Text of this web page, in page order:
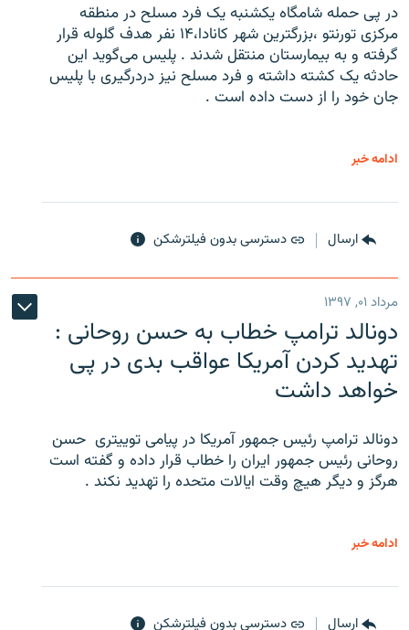
در پی حمله شامگاه یکشنبه یک فرد مسلح در منطقه
مرکزی تورنتو ،‌بزرگترین شهر کانادا،۱۴ نفر هدف گلوله قرار
گرفته و به بیمارستان منتقل شدند . پلیس می‌گوید این
حادثه یک کشته داشته و فرد مسلح نیز دردرگیری با پلیس
جان خود را از دست داده است .
ادامه خبر
ارسال دسترسی بدون فیلترشکن
مرداد ۰۱, ۱۳۹۷
دونالد ترامپ خطاب به حسن روحانی :
تهدید کردن آمریکا عواقب بدی در پی
خواهد داشت
دونالد ترامپ رئیس جمهور آمریکا در پیامی توییتری ‌ حسن
روحانی رئیس جمهور ایران را خطاب قرار داده و گفته است
هرگز و دیگر هیچ وقت ایالات متحده را تهدید نکند .
ادامه خبر
ارسال دسترسی بدون فیلترشکن